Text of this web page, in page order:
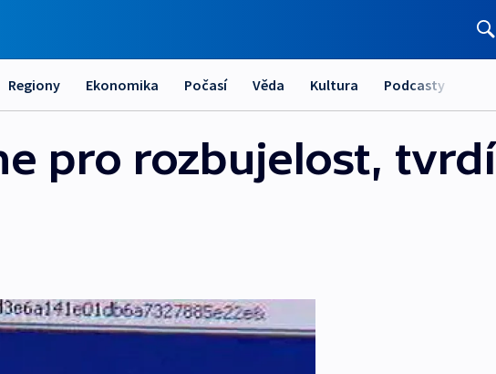
Regiony Ekonomika Počasí Věda Kultura Podcasty
pro rozbujelost, tvrdí